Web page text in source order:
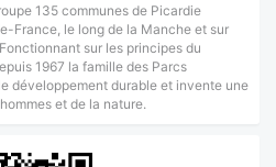
135 communes de Picardie
France, le long de la Manche et sur
sur les principes du
1967 la famille des Parcs
développement durable et invente une
et de la nature.